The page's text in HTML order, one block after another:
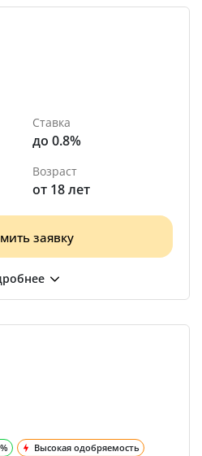
Ставка
до 0.8%
Возраст
от 18 лет
заявку
Высокая одобряемость